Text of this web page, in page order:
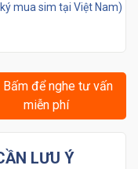
mua sim tại Việt Nam)
Bấm để nghe tư vấn
miễn phí
LƯU Ý